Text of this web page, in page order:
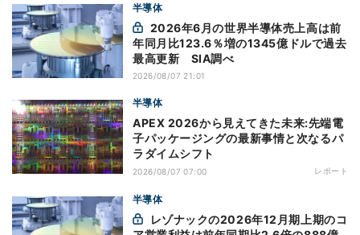
半導体
年同月比123.6％増の1345億ドルで過去
最高更新 SIA調べ
2026/08/07 21:01
半導体
APEX 2026から見えてきた未来:先端電
子パッケージングの最新事情と次なるパ
ラダイムシフト
2026/08/07 07:00 レポート
半導体